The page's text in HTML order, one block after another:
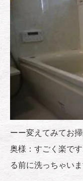
ーー変えてみてお
奥様：すごく楽で
る前に洗っちゃい